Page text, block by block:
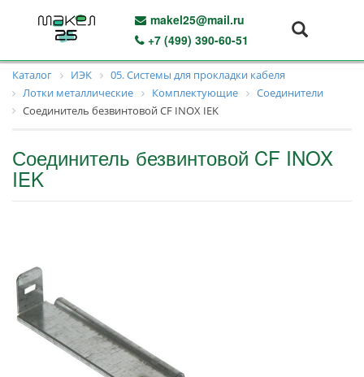
makel25@mail.ru
+7 (499) 390-60-51
Каталог ИЭК
05. Системы для прокладки кабеля
Лотки металлические
Комплектующие
Соединители
Соединитель безвинтовой CF INOX IEK
Соединитель безвинтовой CF INOX
IEK